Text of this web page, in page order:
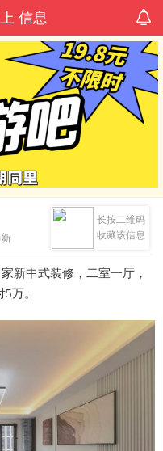
信息
长按二维码
收藏该信息
新中式装修，二室一厅，
万。